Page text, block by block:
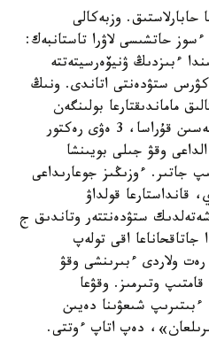
حابارلاستىق. وزبەكالى
ءسوز حاتشىسى لاۋرا تاستانبەك:
2026 وقۋ جىلىندا ءبىزدىڭ ۋنيۆەرسيتەتتە
كۋرس ستۋدەنتى اتاندى. ونىڭ
ماماندىقتارعا بولىنگەن
گرانت سانىنىڭ ءتورت پايىز ۇلەسىن قۇراسا، 3 ەۋى رەكتور
وقۋ جىلى بويىنشا
جاتىر. ءوزىڭىز جوعارىداعى
قانداستارعا قولداۋ
ستۋدەنتتەر وتاندىق ج
اقى تولەپ
ولاردى ءبىرىنشى وقۋ
وتىرمىز. وقۋعا
شىعۋىنا دەيىن
دەپ اتاپ ءوتتى.